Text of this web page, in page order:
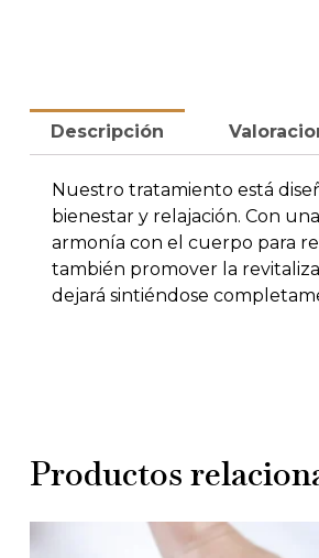
Descripción
Nuestro tratamiento está
bienestar y relajación. Con
armonía con el cuerpo para
también promover la
dejará sintiéndose
Productos